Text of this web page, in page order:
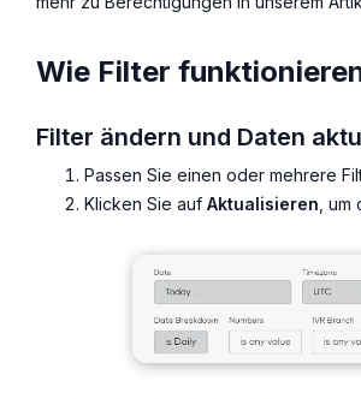
Wie Filter
Filter ändern und Daten
Passen Sie einen oder mehrere
Klicken Sie auf Aktualisieren ,